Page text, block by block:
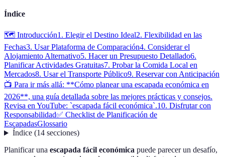
Índice
🗺️ Introducción1. Elegir el Destino Ideal2. Flexibilidad en las
Fechas3. Usar Plataforma de Comparación4. Considerar el
Alojamiento Alternativo5. Hacer un Presupuesto Detallado6.
Planificar Actividades Gratuitas7. Probar la Comida Local en
Mercados8. Usar el Transporte Público9. Reservar con Anticipación
📺 Para ir más allá: **Cómo planear una escapada económica en
2026**, una guía detallada sobre las mejores prácticas y consejos.
Revisa en YouTube: `escapada fácil económica`.10. Disfrutar con
Responsabilidad✅ Checklist de Planificación de
EscapadasGlossario
Índice(14 secciones)
Planificar una escapada fácil económica puede parecer un desafío,